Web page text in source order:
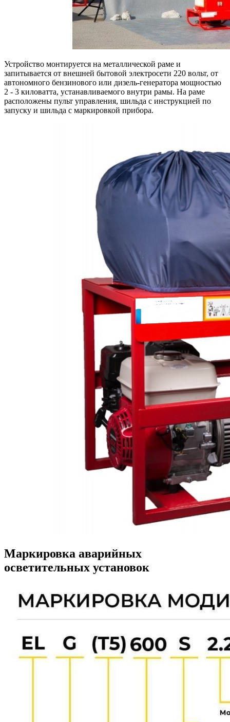
Устройство монтируется на металлической раме и
запитывается от внешней бытовой электросети 220 вольт, от
автономного бензинового или дизель-генератора мощностью
2 - 3 киловатта, устанавливаемого внутри рамы. На раме
расположены пульт управления, шильда с инструкцией по
запуску и шильда с маркировкой прибора.
Маркировка аварийных
осветительных установок